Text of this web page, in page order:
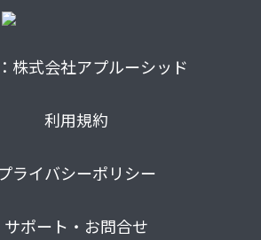
株式会社アプルーシッド
利用規約
ライバシーポリシー
サポート・お問合せ